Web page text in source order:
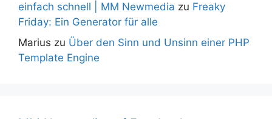
einfach schnell | MM Newmedia zu Freaky
Friday: Ein Generator für alle
Marius zu Über den Sinn und Unsinn einer PHP
Template Engine